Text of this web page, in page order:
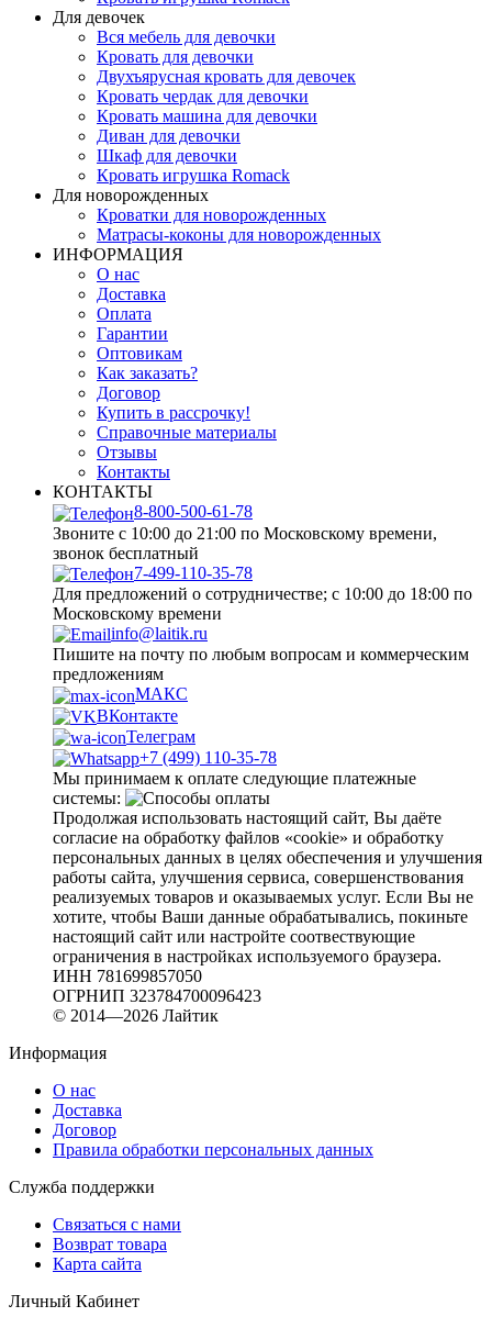
Для девочек
Вся мебель для девочки
Кровать для девочки
Двухъярусная кровать для девочек
Кровать чердак для девочки
Кровать машина для девочки
Диван для девочки
Шкаф для девочки
Кровать игрушка Romack
Для новорожденных
Кроватки для новорожденных
Матрасы-коконы для новорожденных
ИНФОРМАЦИЯ
О нас
Доставка
Оплата
Гарантии
Оптовикам
Как заказать?
Договор
Купить в рассрочку!
Справочные материалы
Отзывы
Контакты
КОНТАКТЫ
8-800-500-61-78
Звоните с 10:00 до 21:00 по Московскому времени,
звонок бесплатный
7-499-110-35-78
Для предложений о сотрудничестве; с 10:00 до 18:00 по
Московскому времени
info@laitik.ru
Пишите на почту по любым вопросам и коммерческим
предложениям
МАКС
ВКонтакте
Телеграм
+7 (499) 110-35-78
Мы принимаем к оплате следующие платежные
системы:
Продолжая использовать настоящий сайт, Вы даёте
согласие на обработку файлов «cookie» и обработку
персональных данных в целях обеспечения и улучшения
работы сайта, улучшения сервиса, совершенствования
реализуемых товаров и оказываемых услуг. Если Вы не
хотите, чтобы Ваши данные обрабатывались, покиньте
настоящий сайт или настройте соотвествующие
ограничения в настройках используемого браузера.
ИНН 781699857050
ОГРНИП 323784700096423
© 2014—2026 Лайтик
Информация
О нас
Доставка
Договор
Правила обработки персональных данных
Служба поддержки
Связаться с нами
Возврат товара
Карта сайта
Личный Кабинет